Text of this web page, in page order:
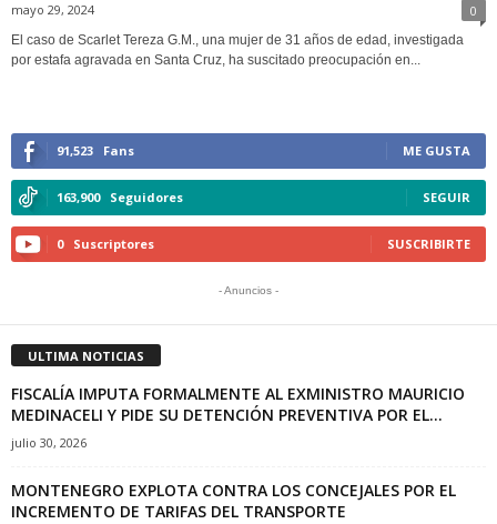
mayo 29, 2024 0
El caso de Scarlet Tereza G.M., una mujer de 31 años de edad, investigada
por estafa agravada en Santa Cruz, ha suscitado preocupación en...
91,523 Fans ME GUSTA
163,900 Seguidores SEGUIR
0 Suscriptores SUSCRIBIRTE
- Anuncios -
ULTIMA NOTICIAS
FISCALÍA IMPUTA FORMALMENTE AL EXMINISTRO MAURICIO
MEDINACELI Y PIDE SU DETENCIÓN PREVENTIVA POR EL...
julio 30, 2026
MONTENEGRO EXPLOTA CONTRA LOS CONCEJALES POR EL
INCREMENTO DE TARIFAS DEL TRANSPORTE